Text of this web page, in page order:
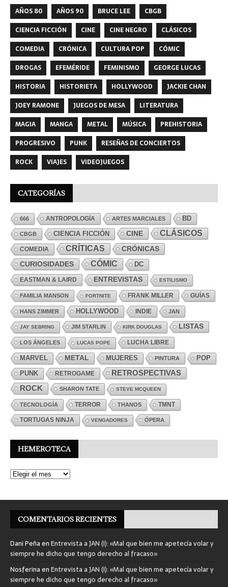
AÑOS 80
AÑOS 90 BRUCE LEE
CBGB
CIENCIA FICCIÓN
CINE CINE NEGRO
CLÁSICOS
COMEDIA
CRÓNICA CULTURA POP
CÓMIC
DROGAS
EFEMÉRIDE FEMINISMO
GEORGE LUCAS
HISTORIA
HISTORIETA HOLLYWOOD
JACKIE CHAN
JOEY RAMONE
JUEGOS DE MESA
LITERATURA
MAGIA
MANGA METAL MÚSICA
PREHISTORIA
PROGRESIVO
PUNK
RESEÑAS DE CONCIERTOS
ROCK
VIAJES VIDEOJUEGOS
CATEGORÍAS
666 ANTROPOLOGÍA ARTES MARCIALES BD
CBGB CIENCIA FICCIÓN CINE CLÁSICOS
COMEDIA CRÍTICAS
CRÓNICAS
CURIOSIDADES
CÓMIC DC
EASTMAN & LAIRD ENTREVISTAS ESTILISMO
FAMILIA MANSON FORTNITE FRANK MILLER GUÍAS
HANS ZIMMER HOLLYWOOD INDIE JAN
JAY SEBRING JIM STARLIN KIRK DOUGLAS LISTAS
LOS ÁNGELES LUCAS POPE LUCHA LIBRE
MARVEL METAL MUJERES PINTURA POP
PUNK RETROGAME RETROSPECTIVAS
ROCK SHARON TATE STEVE MCQUEEN
TECNOLOGÍA TERROR THANOS TMNT
TORTUGAS NINJA VENGADORES ÓPERA
HEMEROTECA
COMENTARIOS RECIENTES
Dani PeñaenEntrevista a JAN (I): «Mal que bien me apetecía volar y
siempre he dicho que tengo derecho al fracaso»
NosferinaenEntrevista a JAN (I): «Mal que bien me apetecía volar y
siempre he dicho que tengo derecho al fracaso»